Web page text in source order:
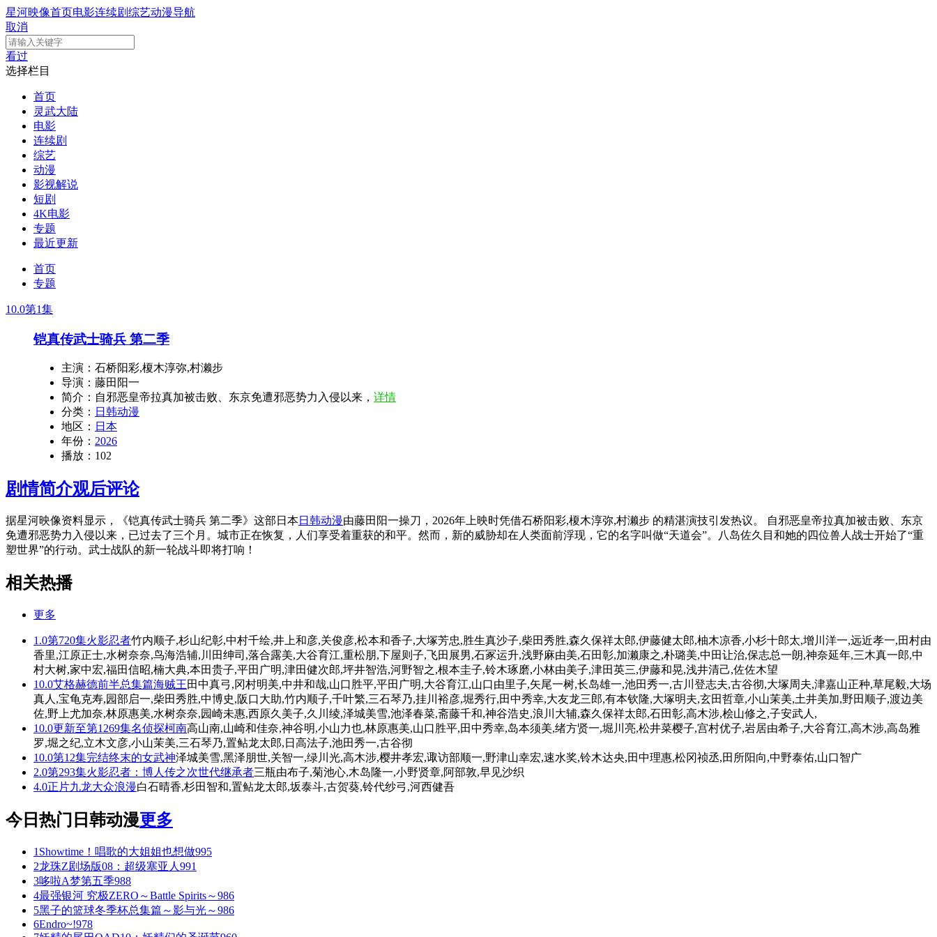
星河映像首页电影连续剧综艺动漫导航
取消
看过
选择栏目
首页
灵武大陆
电影
连续剧
综艺
动漫
影视解说
短剧
4K电影
专题
最近更新
首页
专题
10.0第1集
铠真传武士骑兵 第二季
主演： 石桥阳彩,榎木淳弥,村濑步
导演： 藤田阳一
简介： 自邪恶皇帝拉真加被击败、东京免遭邪恶势力入侵以来， 详情
分类： 日韩动漫
地区： 日本
年份： 2026
播放： 102
剧情简介观后评论
据星河映像资料显示，《铠真传武士骑兵 第二季》这部日本日韩动漫由藤田阳一操刀，2026年上映时凭借石桥阳彩,榎木淳弥,村濑步 的精湛演技引发热议。 自邪恶皇帝拉真加被击败、东京
免遭邪恶势力入侵以来，已过去了三个月。城市正在恢复，人们享受着重获的和平。然而，新的威胁却在人类面前浮现，它的名字叫做“天道会”。八岛佐久目和她的四位兽人战士开始了“重
塑世界”的行动。武士战队的新一轮战斗即将打响！
相关热播
更多
1.0第720集火影忍者竹内顺子,杉山纪彰,中村千绘,井上和彦,关俊彦,松本和香子,大塚芳忠,胜生真沙子,柴田秀胜,森久保祥太郎,伊藤健太郎,柚木凉香,小杉十郎太,增川洋一,远近孝一,田村由
香里,江原正士,水树奈奈,鸟海浩辅,川田绅司,落合露美,大谷育江,重松朋,下屋则子,飞田展男,石冢运升,浅野麻由美,石田彰,加濑康之,朴璐美,中田让治,保志总一朗,神奈延年,三木真一郎,中
村大树,家中宏,福田信昭,楠大典,本田贵子,平田广明,津田健次郎,坪井智浩,河野智之,根本圭子,铃木琢磨,小林由美子,津田英三,伊藤和晃,浅井清己,佐佐木望
10.0艾格赫德前半总集篇海贼王田中真弓,冈村明美,中井和哉,山口胜平,平田广明,大谷育江,山口由里子,矢尾一树,长岛雄一,池田秀一,古川登志夫,古谷彻,大塚周夫,津嘉山正种,草尾毅,大场
真人,宝龟克寿,园部启一,柴田秀胜,中博史,阪口大助,竹内顺子,千叶繁,三石琴乃,挂川裕彦,堀秀行,田中秀幸,大友龙三郎,有本钦隆,大塚明夫,玄田哲章,小山茉美,土井美加,野田顺子,渡边美
佐,野上尤加奈,林原惠美,水树奈奈,园崎未惠,西原久美子,久川绫,泽城美雪,池泽春菜,斋藤千和,神谷浩史,浪川大辅,森久保祥太郎,石田彰,高木涉,桧山修之,子安武人,
10.0更新至第1269集名侦探柯南高山南,山崎和佳奈,神谷明,小山力也,林原惠美,山口胜平,田中秀幸,岛本须美,绪方贤一,堀川亮,松井菜樱子,宫村优子,岩居由希子,大谷育江,高木涉,高岛雅
罗,堀之纪,立木文彦,小山茉美,三石琴乃,置鲇龙太郎,日高法子,池田秀一,古谷彻
10.0第12集完结终末的女武神泽城美雪,黑泽朋世,关智一,绿川光,高木涉,樱井孝宏,诹访部顺一,野津山幸宏,速水奖,铃木达央,田中理惠,松冈祯丞,田所阳向,中野泰佑,山口智广
2.0第293集火影忍者：博人传之次世代继承者三瓶由布子,菊池心,木岛隆一,小野贤章,阿部敦,早见沙织
4.0正片九龙大众浪漫白石晴香,杉田智和,置鲇龙太郎,坂泰斗,古贺葵,铃代纱弓,河西健吾
今日热门日韩动漫更多
1 Showtime！唱歌的大姐姐也想做995
2龙珠Z剧场版08：超级塞亚人 991
3哆啦A梦第五季988
4最强银河 究极ZERO～Battle Spirits～986
5黑子的篮球冬季杯总集篇～影与光～986
6Endro~!978